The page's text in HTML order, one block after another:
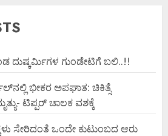
ದುಷ್ಕರ್ಮಿಗಳ ಗುಂಡೇಟಿಗೆ ಬಲಿ..!!
ಭೀಕರ ಅಪಘಾತ: ಚಿಕಿತ್ಸೆ
ಟಿಪ್ಪರ್ ಚಾಲಕ ವಶಕ್ಕೆ
ಸೇರಿದಂತೆ ಒಂದೇ ಕುಟುಂಬದ ಆರು